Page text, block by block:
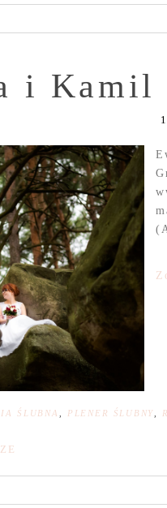
i Kamil
ŚLUBNA PLENER ŚLUBNY